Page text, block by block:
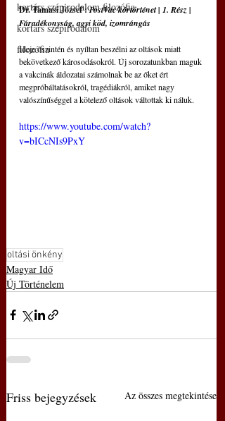
kortárs szépirodalom filozófia
kortárs szépirodalom
filozófia
Dr. Tamasi József : PostVac kórtörténet | 1. Rész |
Fáradékonyság, agyi köd, izomrángás
Ideje őszintén és nyíltan beszélni az oltások miatt
bekövetkező károsodásokról. Új sorozatunkban maguk
a vakcinák áldozatai számolnak be az őket ért
megpróbáltatásokról, tragédiákról, amiket nagy
valószínűséggel a kötelező oltások váltottak ki náluk.
https://www.youtube.com/watch?
v=bICcNIs9PxY
oltási önkény
Magyar Idő
Új Történelem
Friss bejegyzések Az összes megtekintése